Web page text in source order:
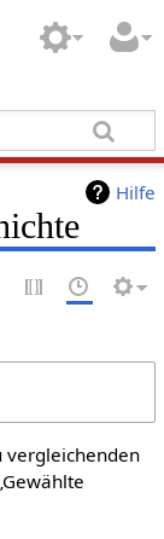
Hilfe
vergleichenden